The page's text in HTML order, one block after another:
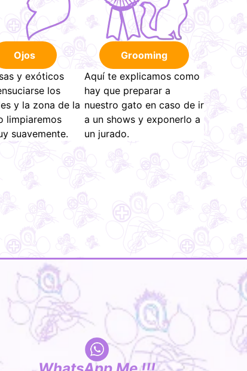
Ojos
y exóticos
los
y la zona de la
limpiaremos
suavemente.
Grooming
Aquí te explicamos como
hay que preparar a
nuestro gato en caso de ir
a un shows y exponerlo a
un jurado.